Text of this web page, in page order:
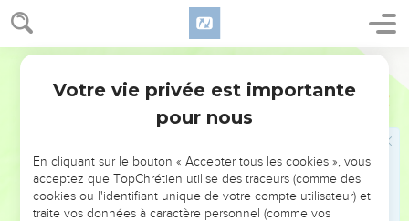
Ezéchiel 26
terre. A chaque instant la frayeur s’emparera d’eux et ils
seront consternés à cause de toi.
diront : » ‘Comment ! Te voilà détruite, toi qu’habitaient ceux
qui parcourent les mers, ville célèbre qui étais puissante sur
voisins.
Maintenant les côtes sont effrayées parce que le jour de ta
chute est venu, les îles de la mer sont terrifiées par ta
Votre vie privée est importante
pour nous
En cliquant sur le bouton « Accepter tous les cookies », vous
acceptez que TopChrétien utilise des traceurs (comme des
cookies ou l'identifiant unique de votre compte utilisateur) et
traite vos données à caractère personnel (comme vos